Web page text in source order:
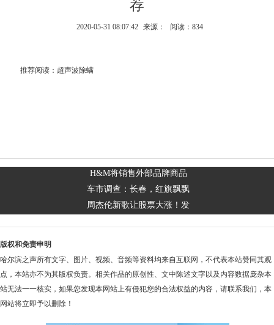
荐
2020-05-31 08:07:42 来源： 阅读：834
推荐阅读： 超声波除螨
H&M将销售外部品牌商品
车市调查：长春，红旗飘飘
周杰伦新歌让股票大涨！发
版权和免责申明
哈尔滨之声所有文字、图片、视频、音频等资料均来自互联网，不代表本站赞同其观
点，本站亦不为其版权负责。相关作品的原创性、文中陈述文字以及内容数据庞杂本
站无法一一核实，如果您发现本网站上有侵犯您的合法权益的内容，请联系我们，本
网站将立即予以删除！